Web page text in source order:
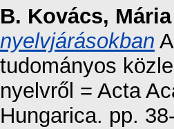
B. Kovács, Mária
nyelvjárásokban
tudományos
nyelvről = Acta
Hungarica. pp.